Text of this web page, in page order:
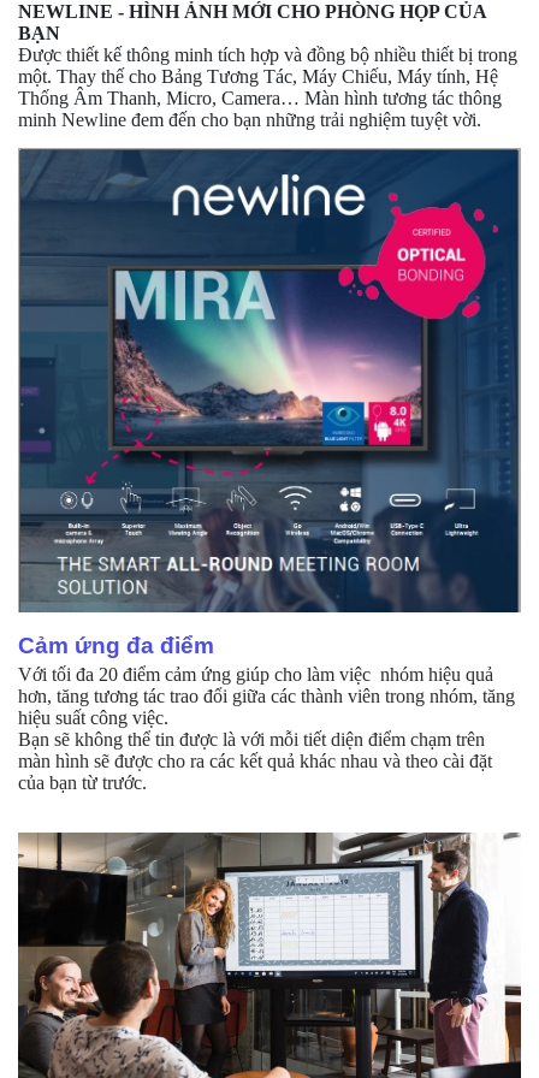
NEWLINE - HÌNH ẢNH MỚI CHO PHÒNG HỌP CỦA
BẠN
Được thiết kế thông minh tích hợp và đồng bộ nhiều thiết bị trong
một. Thay thế cho Bảng Tương Tác, Máy Chiếu, Máy tính, Hệ
Thống Âm Thanh, Micro, Camera… Màn hình tương tác thông
minh Newline đem đến cho bạn những trải nghiệm tuyệt vời.
Cảm ứng đa điểm
Với tối đa 20 điểm cảm ứng giúp cho làm việc nhóm hiệu quả
hơn, tăng tương tác trao đổi giữa các thành viên trong nhóm, tăng
hiệu suất công việc.
Bạn sẽ không thể tin được là với mỗi tiết diện điểm chạm trên
màn hình sẽ được cho ra các kết quả khác nhau và theo cài đặt
của bạn từ trước.